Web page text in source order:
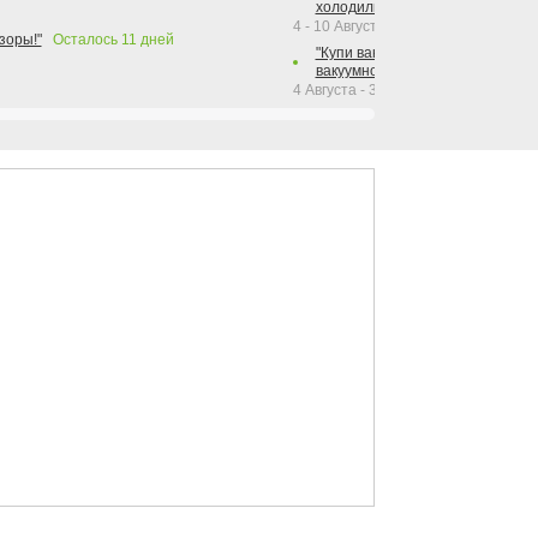
Осталось 11 дней
холодильника Hotpoint!"
4 - 10 Августа 2026
"Купи вакуумный упаковщик +
вакуумного упаковщика =
4 Августа - 30 Сентября 2026